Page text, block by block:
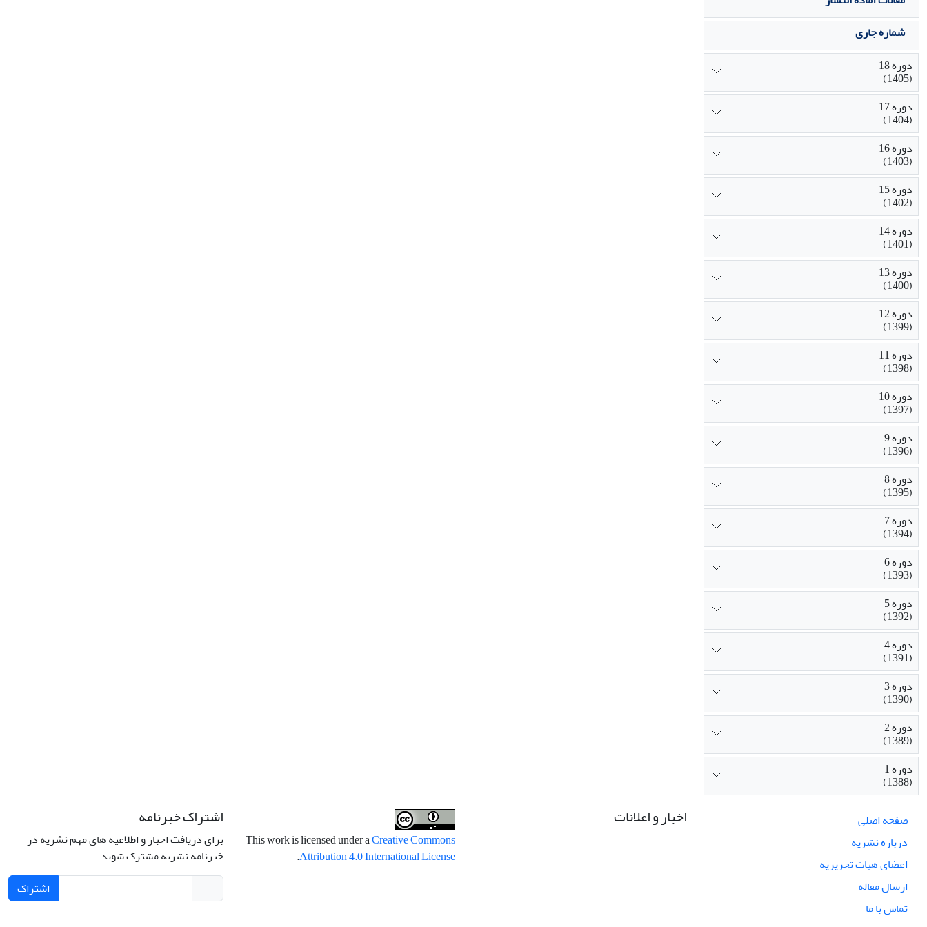
شماره جاری
دوره 18
(1405)
دوره 17
(1404)
دوره 16
(1403)
دوره 15
(1402)
دوره 14
(1401)
دوره 13
(1400)
دوره 12
(1399)
دوره 11
(1398)
دوره 10
(1397)
دوره 9
(1396)
دوره 8
(1395)
دوره 7
(1394)
دوره 6
(1393)
دوره 5
(1392)
دوره 4
(1391)
دوره 3
(1390)
دوره 2
(1389)
دوره 1
(1388)
صفحه اصلی
درباره نشریه
اعضای هیات تحریریه
ارسال مقاله
تماس با ما
اخبار و اعلانات
This work is licensed under aCreative Commons
Attribution 4.0 International License
.
اشتراک خبرنامه
برای دریافت اخبار و اطلاعیه های مهم نشریه در
خبرنامه نشریه مشترک شوید.
اشتراک